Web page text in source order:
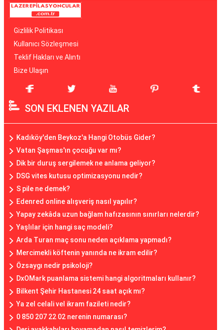
Gizlilik Politikası
Kullanıcı Sözleşmesi
Teklif Hakları ve Alıntı
Bize Ulaşın
SON EKLENEN YAZILAR
Kadıköy'den Beykoz'a Hangi Otobüs Gider?
Vatan Şaşmas'ın çocuğu var mı?
Dik bir duruş sergilemek ne anlama geliyor?
DSG vites kutusu optimizasyonu nedir?
S pile ne demek?
Edenred online alışveriş nasıl yapılır?
Yapay zekâda uzun bağlam hafızasının sınırları nelerdir?
Yaşlılar için hangi saç modeli?
Arda Turan maç sonu neden açıklama yapmadı?
Mercimekli köftenin yanında ne ikram edilir?
Özsaygı nedir psikoloji?
DxOMark puanlama sistemi hangi algoritmaları kullanır?
Bilkent Şehir Hastanesi 24 saat açık mı?
Ya zel celali vel ikram fazileti nedir?
0 850 207 22 02 nerenin numarası?